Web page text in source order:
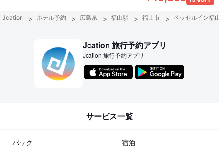
Jcation ホテル予約 広島県 福山駅 福山市 ベッセルイン福
Jcation 旅行予約アプリ
Jcation 旅行予約アプリ
サービス一覧
パック 宿泊